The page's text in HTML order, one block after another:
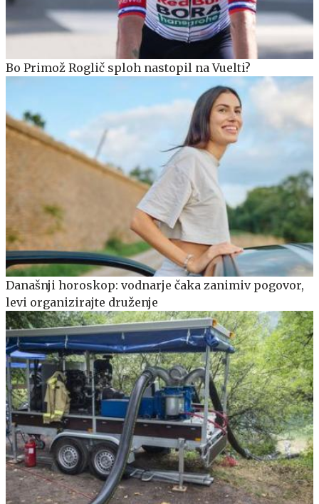
Bo Primož Roglič sploh nastopil na Vuelti?
Današnji horoskop: vodnarje čaka zanimiv pogovor,
levi organizirajte druženje